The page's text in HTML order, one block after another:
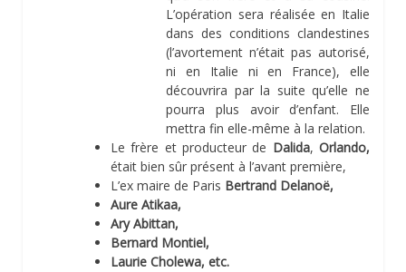
L’opération sera réalisée en Italie
dans des conditions clandestines
(l’avortement n’était pas autorisé,
ni en Italie ni en France), elle
découvrira par la suite qu’elle ne
pourra plus avoir d’enfant. Elle
mettra fin elle-même à la relation.
Le frère et producteur de Dalida,Orlando,
était bien sûr présent à l’avant première,
L’ex maire de Paris Bertrand Delanoë,
Aure Atikaa,
Ary Abittan,
Bernard Montiel,
Laurie Cholewa, etc.